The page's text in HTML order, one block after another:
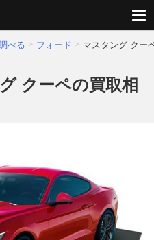
べる フォード マスタング クー
クーペの買取相